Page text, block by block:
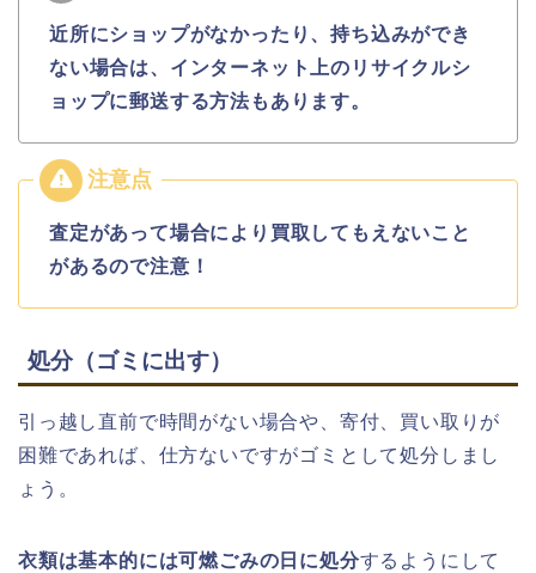
近所にショップがなかったり、持ち込みができ
ない場合は、インターネット上のリサイクルシ
ョップに郵送する方法もあります。
査定があって場合により買取してもえないこと
があるので注意！
処分（ゴミに出す）
引っ越し直前で時間がない場合や、寄付、買い取りが
困難であれば、仕方ないですがゴミとして処分しまし
ょう。
衣類は基本的には可燃ごみの日に処分するようにして